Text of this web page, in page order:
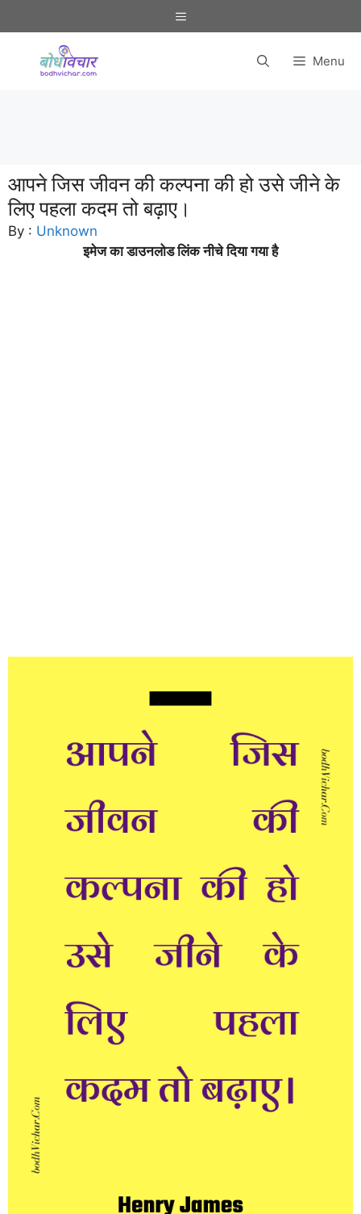
to
Menu
Menu
आपने जिस जीवन की कल्पना की हो उसे जीने के
लिए पहला कदम तो बढ़ाए।
By : Unknown
इमेज का डाउनलोड लिंक नीचे दिया गया है